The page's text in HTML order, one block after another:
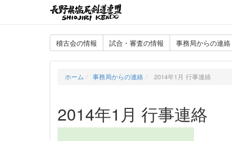
稽古会の情報 試合・審査の情報 事務局からの連絡
ホーム 事務局からの連絡 2014年1月 行事連絡
2014年1月 行事連絡